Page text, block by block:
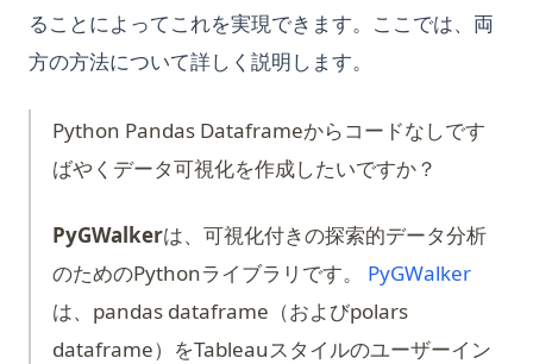
ることによってこれを実現できます。ここでは、両
方の方法について詳しく説明します。
Python Pandas Dataframeからコードなしです
ばやくデータ可視化を作成したいですか？
PyGWalkerは、可視化付きの探索的データ分析
のためのPythonライブラリです。 PyGWalker
は、pandas dataframe（およびpolars
dataframe）をTableauスタイルのユーザーイン